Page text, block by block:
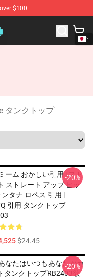
$100
Shop
タンクトップ
ーム おかしい引用 | スト
ストレート アップ ピッ
ンタナ ロペス 引用 |
引用 タンクトップ
$24.45
-20%
なたはいつもあなたがカ
タンクトップRB2403欲
-20%